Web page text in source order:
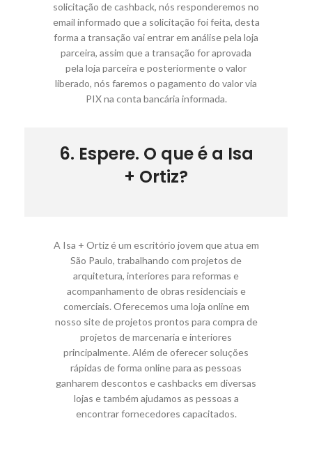
solicitação de cashback, nós responderemos no
email informado que a solicitação foi feita, desta
forma a transação vai entrar em análise pela loja
parceira, assim que a transação for aprovada
pela loja parceira e posteriormente o valor
liberado, nós faremos o pagamento do valor via
PIX na conta bancária informada.
6. Espere. O que é a Isa
+ Ortiz?
A Isa + Ortiz é um escritório jovem que atua em
São Paulo, trabalhando com projetos de
arquitetura, interiores para reformas e
acompanhamento de obras residenciais e
comerciais. Oferecemos uma loja online em
nosso site de projetos prontos para compra de
projetos de marcenaria e interiores
principalmente. Além de oferecer soluções
rápidas de forma online para as pessoas
ganharem descontos e cashbacks em diversas
lojas e também ajudamos as pessoas a
encontrar fornecedores capacitados.